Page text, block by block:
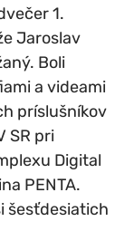
1.
Jaroslav
Boli
a videami
príslušníkov
SR pri
Digital
PENTA.
šesťdesiatich